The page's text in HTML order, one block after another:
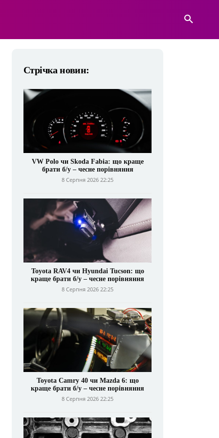
Стрічка новин:
VW Polo чи Skoda Fabia: що краще
брати б/у – чесне порівняння
8 Серпня 2026 22:25
Toyota RAV4 чи Hyundai Tucson: що
краще брати б/у – чесне порівняння
8 Серпня 2026 22:25
Toyota Camry 40 чи Mazda 6: що
краще брати б/у – чесне порівняння
8 Серпня 2026 22:25